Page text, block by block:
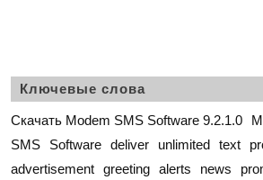
Ключевые слова
Скачать Modem SMS Software 9.2.1.0
SMS
Software deliver unlimited text
advertisement greeting alerts news